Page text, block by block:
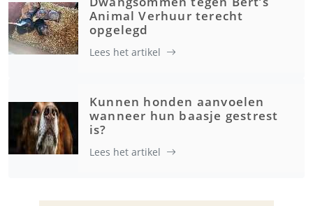
Animal Verhuur terecht
opgelegd
Lees het artikel
Kunnen honden aanvoelen
wanneer hun baasje gestrest
is?
Lees het artikel